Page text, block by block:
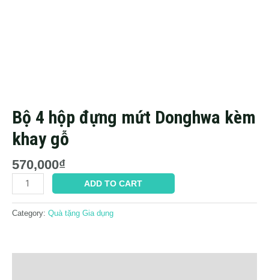
Bộ 4 hộp đựng mứt Donghwa kèm
khay gỗ
570,000₫
hộp
đựng
kèm
ADD TO CART
Category: Quà tặng Gia dụng